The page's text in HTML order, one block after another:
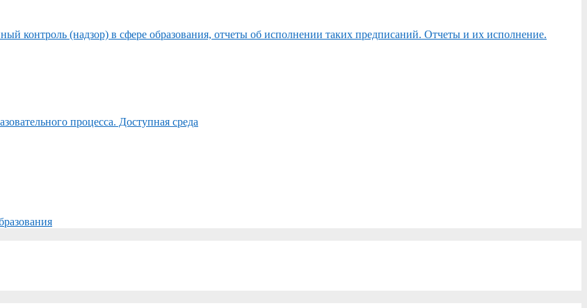
контроль (надзор) в сфере образования, отчеты об исполнении таких предписаний. Отчеты и их исполнение.
процесса. Доступная среда